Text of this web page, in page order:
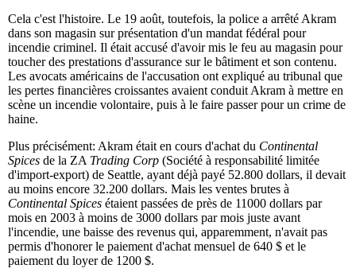
Cela c'est l'histoire. Le 19 août, toutefois, la police a arrêté Akram
dans son magasin sur présentation d'un mandat fédéral pour
incendie criminel. Il était accusé d'avoir mis le feu au magasin pour
toucher des prestations d'assurance sur le bâtiment et son contenu.
Les avocats américains de l'accusation ont expliqué au tribunal que
les pertes financières croissantes avaient conduit Akram à mettre en
scène un incendie volontaire, puis à le faire passer pour un crime de
haine.
Plus précisément: Akram était en cours d'achat du Continental
Spices de la ZA Trading Corp (Société à responsabilité limitée
d'import-export) de Seattle, ayant déjà payé 52.800 dollars, il devait
au moins encore 32.200 dollars. Mais les ventes brutes à
Continental Spices étaient passées de près de 11000 dollars par
mois en 2003 à moins de 3000 dollars par mois juste avant
l'incendie, une baisse des revenus qui, apparemment, n'avait pas
permis d'honorer le paiement d'achat mensuel de 640 $ et le
paiement du loyer de 1200 $.